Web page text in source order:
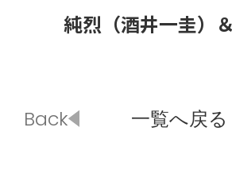
純烈（酒井一圭）
Back 一覧へ戻る